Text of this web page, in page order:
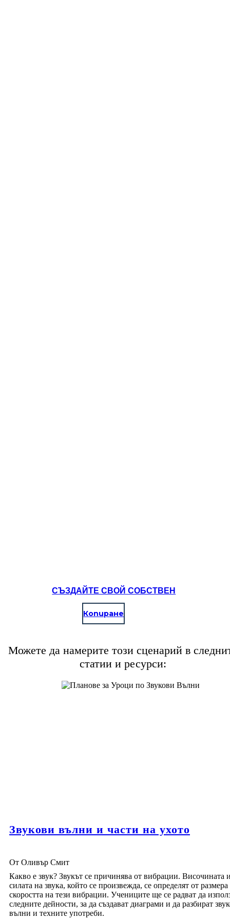
СЪЗДАЙТЕ СВОЙ СОБСТВЕН
Копиране
Можете да намерите този сценарий в
статии и ресурси:
Звукови вълни и части на ухото
От Оливър Смит
Какво е звук? Звукът се причинява от вибрации. Височината
силата на звука, който се произвежда, се определят от
скоростта на тези вибрации. Учениците ще се радват да
следните дейности, за да създават диаграми и да разбират
вълни и техните употреби.